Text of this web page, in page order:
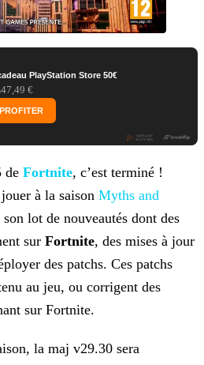
PlayStation Store 50€
47,49 €
de Fortnite, c’est terminé !
à la saison Myths and
lot de nouveautés dont des
sur Fortnite, des mises à jour
des patchs. Ces patchs
au jeu, ou corrigent des
sur Fortnite.
la maj v29.30 sera